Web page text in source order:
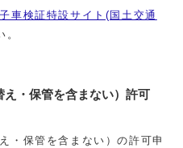
車検証特設サイト(国土交通
・保管を含まない）許可
・保管を含まない）の許可申